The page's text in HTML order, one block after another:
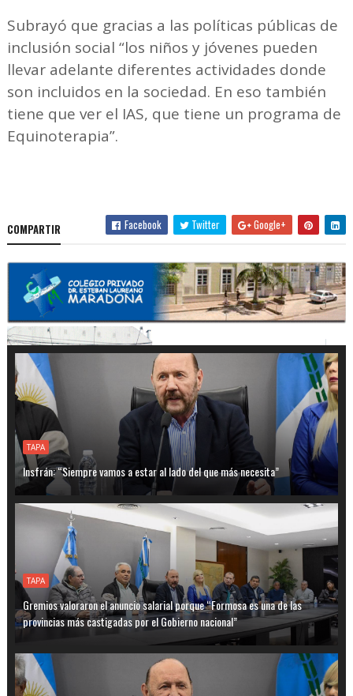
Subrayó que gracias a las políticas públicas de
inclusión social “los niños y jóvenes pueden
llevar adelante diferentes actividades donde
son incluidos en la sociedad. En eso también
tiene que ver el IAS, que tiene un programa de
Equinoterapia”.
COMPARTIR Facebook Twitter Google+
TAPA
Insfrán: “Siempre vamos a estar al lado del que más necesita”
TAPA
Gremios valoraron el anuncio salarial porque “Formosa es una de las
provincias más castigadas por el Gobierno nacional”